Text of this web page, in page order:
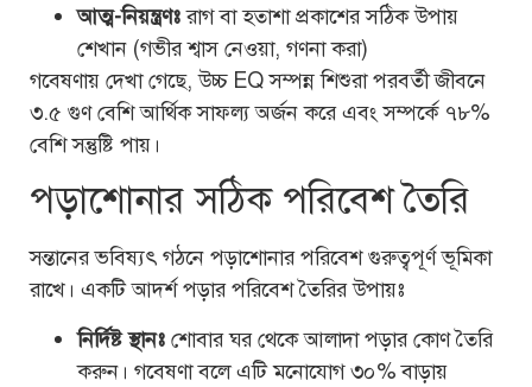
আত্ম-নিয়ন্ত্রণঃরাগ বা হতাশা প্রকাশের সঠিক উপায়
শেখান (গভীর শ্বাস নেওয়া, গণনা করা)
গবেষণায় দেখা গেছে, উচ্চ EQ সম্পন্ন শিশুরা পরবর্তী জীবনে
৩.৫ গুণ বেশি আর্থিক সাফল্য অর্জন করে এবং সম্পর্কে ৭৮%
বেশি সন্তুষ্টি পায়।
পড়াশোনার সঠিক পরিবেশ তৈরি
সন্তানের ভবিষ্যৎ গঠনে পড়াশোনার পরিবেশ গুরুত্বপূর্ণ ভূমিকা
রাখে। একটি আদর্শ পড়ার পরিবেশ তৈরির উপায়ঃ
নির্দিষ্ট স্থানঃ শোবার ঘর থেকে আলাদা পড়ার কোণ তৈরি
করুন। গবেষণা বলে এটি মনোযোগ ৩০% বাড়ায়